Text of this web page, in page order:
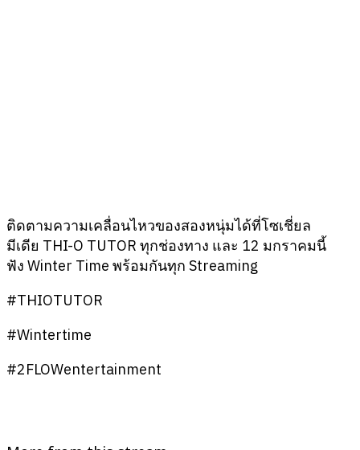
ติดตามความเคลื่อนไหวของสองหนุ่มได้ที่โซเชี่ยล
มีเดีย THI-O TUTOR ทุกช่องทาง และ 12 มกราคมนี้
ฟัง Winter Time พร้อมกันทุก Streaming
#THIOTUTOR
#Wintertime
#2FLOWentertainment